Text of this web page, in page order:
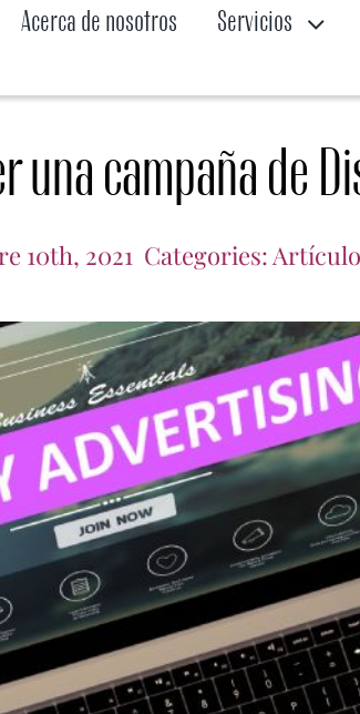
Acerca de nosotros Servicios
una campaña de
10th, 2021 Categories: